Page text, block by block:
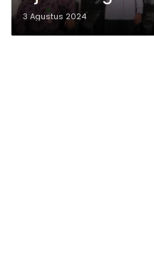
Lampung
3 Agustus 2024